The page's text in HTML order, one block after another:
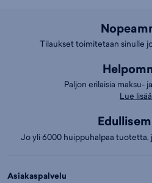
Tilaukset toimitetaan sinulle
Paljon erilaisia maksu-
Lue
Jo yli 6000 huippuhalpaa tuotetta,
Asiakaspalvelu